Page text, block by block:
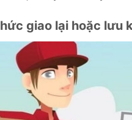
giao lại hoặc lưu